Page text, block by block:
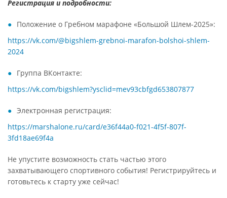
Регистрация и подробности:
Положение о Гребном марафоне «Большой Шлем-2025»:
https://vk.com/@bigshlem-grebnoi-marafon-bolshoi-shlem-
2024
Группа ВКонтакте:
https://vk.com/bigshlem?ysclid=mev93cbfgd653807877
Электронная регистрация:
https://marshalone.ru/card/e36f44a0-f021-4f5f-807f-
3fd18ae69f4a
Не упустите возможность стать частью этого
захватывающего спортивного события! Регистрируйтесь и
готовьтесь к старту уже сейчас!